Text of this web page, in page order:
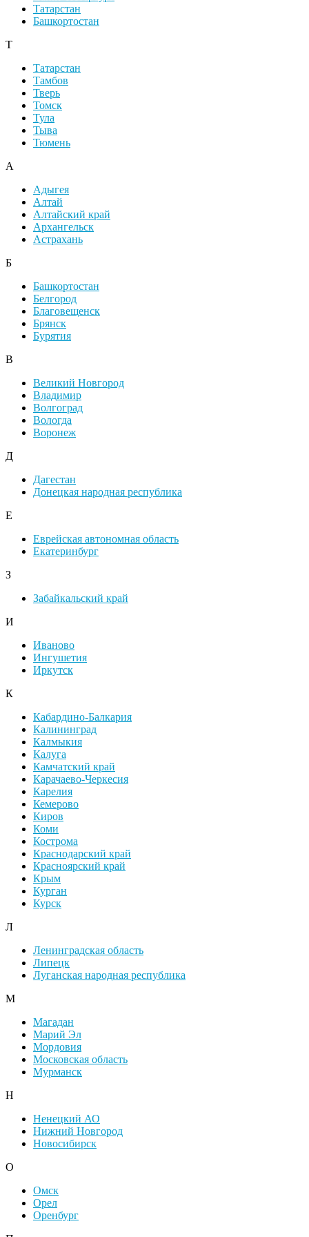
Татарстан
Башкортостан
Т
Татарстан
Тамбов
Тверь
Томск
Тула
Тыва
Тюмень
А
Адыгея
Алтай
Алтайский край
Архангельск
Астрахань
Б
Башкортостан
Белгород
Благовещенск
Брянск
Бурятия
В
Великий Новгород
Владимир
Волгоград
Вологда
Воронеж
Д
Дагестан
Донецкая народная республика
Е
Еврейская автономная область
Екатеринбург
З
Забайкальский край
И
Иваново
Ингушетия
Иркутск
К
Кабардино-Балкария
Калининград
Калмыкия
Калуга
Камчатский край
Карачаево-Черкесия
Карелия
Кемерово
Киров
Коми
Кострома
Краснодарский край
Красноярский край
Крым
Курган
Курск
Л
Ленинградская область
Липецк
Луганская народная республика
М
Магадан
Марий Эл
Мордовия
Московская область
Мурманск
Н
Ненецкий АО
Нижний Новгород
Новосибирск
О
Омск
Орел
Оренбург